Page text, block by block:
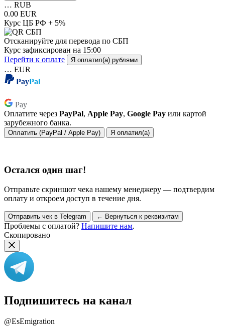
… RUB
0.00 EUR
Курс ЦБ РФ + 5%
Отсканируйте для перевода по СБП
Курс зафиксирован на 15:00
Перейти к оплате
Я оплатил(а) рублями
… EUR
PayPal
Pay
Оплатите через PayPal, Apple Pay, Google Pay или картой
зарубежного банка.
Оплатить (PayPal / Apple Pay) Я оплатил(а)
Остался один шаг!
Отправьте скриншот чека нашему менеджеру — подтвердим
оплату и откроем доступ в течение дня.
Отправить чек в Telegram ← Вернуться к реквизитам
Проблемы с оплатой? Напишите нам.
Скопировано
Подпишитесь на канал
@EsEmigration